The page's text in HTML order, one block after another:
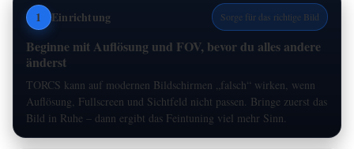
1 Einrichtung Sorge für das richtige Bild
Beginne mit Auflösung und FOV, bevor du alles andere
änderst
TORCS kann auf modernen Bildschirmen „falsch“ wirken, wenn
Auflösung, Fullscreen und Sichtfeld nicht passen. Bringe zuerst das
Bild in Ruhe – dann ergibt das Feintuning viel mehr Sinn.